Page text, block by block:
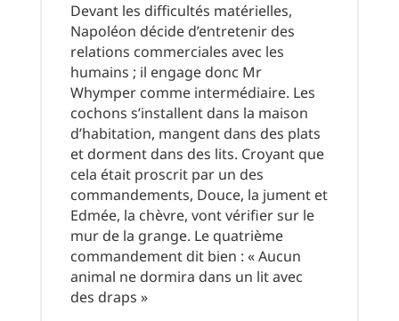
Devant les difficultés matérielles,
Napoléon décide d’entretenir des
relations commerciales avec les
humains ; il engage donc Mr
Whymper comme intermédiaire. Les
cochons s’installent dans la maison
d’habitation, mangent dans des plats
et dorment dans des lits. Croyant que
cela était proscrit par un des
commandements, Douce, la jument et
Edmée, la chèvre, vont vérifier sur le
mur de la grange. Le quatrième
commandement dit bien : « Aucun
animal ne dormira dans un lit avec
des draps »